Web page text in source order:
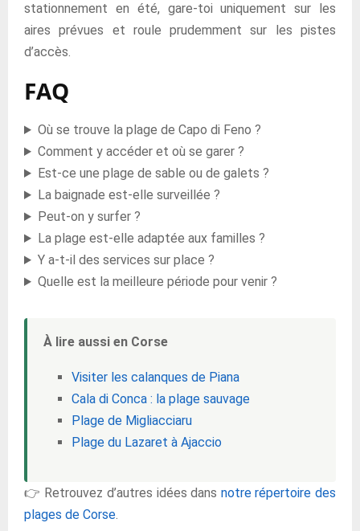
stationnement en été, gare-toi uniquement sur les
aires prévues et roule prudemment sur les pistes
d’accès.
FAQ
Où se trouve la plage de Capo di Feno ?
Comment y accéder et où se garer ?
Est-ce une plage de sable ou de galets ?
La baignade est-elle surveillée ?
Peut-on y surfer ?
La plage est-elle adaptée aux familles ?
Y a-t-il des services sur place ?
Quelle est la meilleure période pour venir ?
À lire aussi en Corse
Visiter les calanques de Piana
Cala di Conca : la plage sauvage
Plage de Migliacciaru
Plage du Lazaret à Ajaccio
👉 Retrouvez d’autres idées dans notre répertoire des
plages de Corse.